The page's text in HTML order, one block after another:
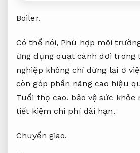
Boiler.
Có thể nói, Phù hợp môi
ứng dụng quạt cánh dơi trong
nghiệp không chỉ dừng lại ở
còn góp phần nâng cao hiệu
Tuổi thọ cao. bảo vệ sức khỏe
tiết kiệm chi phí dài hạn.
Chuyển giao.